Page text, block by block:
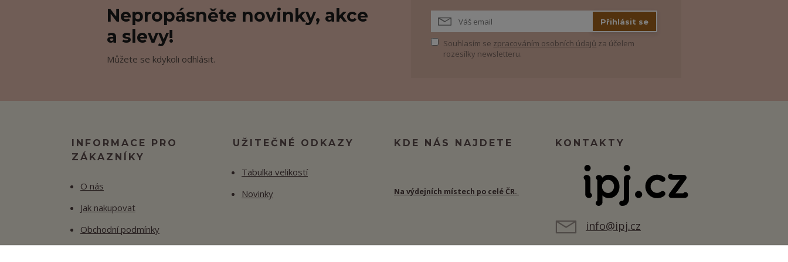
Nepropásněte novinky, akce
a slevy!
Můžete se kdykoli odhlásit.
Přihlásit se
Souhlasím se zpracováním osobních údajů za účelem
rozesílky newsletteru.
INFORMACE PRO
ZÁKAZNÍKY
O nás
Jak nakupovat
Obchodní podmínky
UŽITEČNÉ ODKAZY
Tabulka velikostí
Novinky
KDE NÁS NAJDETE
Na výdejních místech po celé ČR.
KONTAKTY
info@ipj.cz